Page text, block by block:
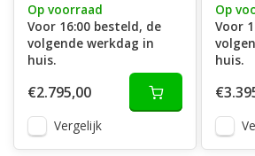
Op voorraad
Voor 16:00 besteld, de
volgende werkdag in
huis.
€2.795,00
Vergelijk
Op
Voor
huis.